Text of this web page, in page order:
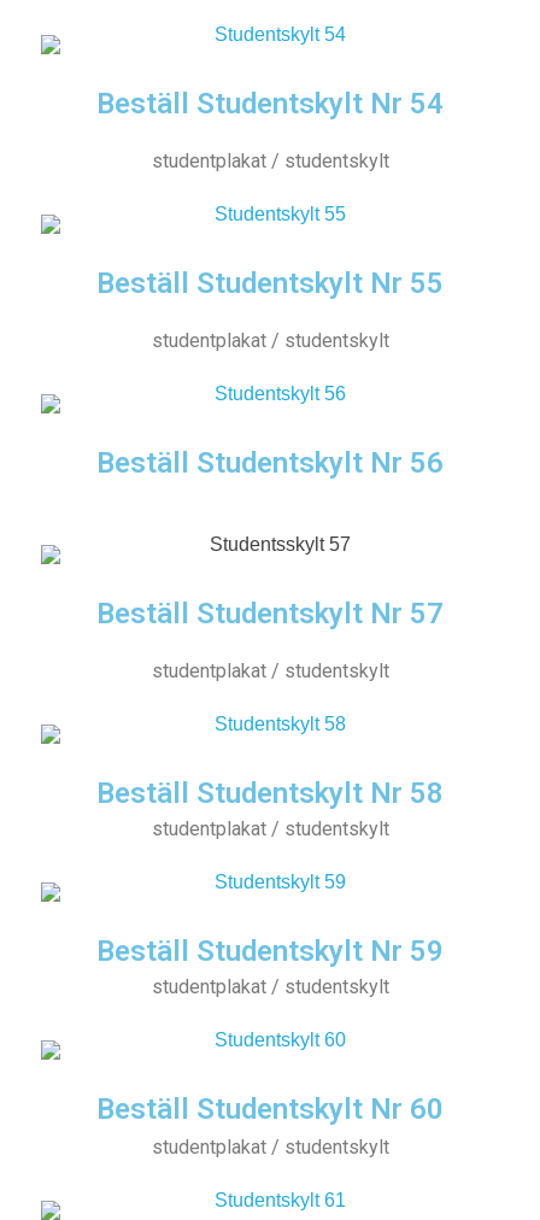
Beställ Studentskylt Nr 54
studentplakat / studentskylt
Beställ Studentskylt Nr 55
studentplakat / studentskylt
Beställ Studentskylt Nr 56
Beställ Studentskylt Nr 57
studentplakat / studentskylt
Beställ Studentskylt Nr 58
studentplakat / studentskylt
Beställ Studentskylt Nr 59
studentplakat / studentskylt
Beställ Studentskylt Nr 60
studentplakat / studentskylt